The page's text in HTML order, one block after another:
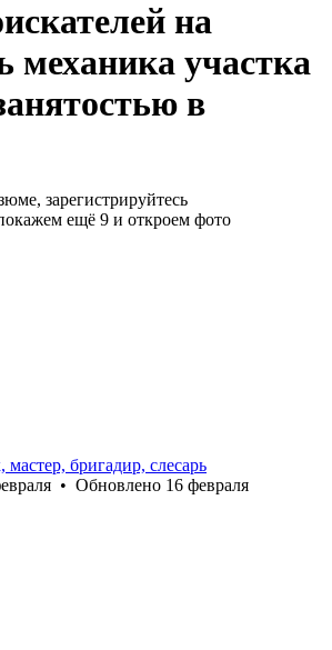
на
механика участка
в
зарегистрируйтесь
ещё 9 и откроем фото
бригадир, слесарь
• Обновлено 16 февраля